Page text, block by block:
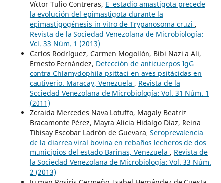
Víctor Tulio Contreras, El estadio amastigota precede
la evolución del epimastigota durante la
epimastigogénesis in vitro de Trypanosoma cruzi ,
Revista de la Sociedad Venezolana de Microbiología:
Vol. 33 Núm. 1 (2013)
Carlos Rodríguez, Carmen Mogollón, Bibi Nazila Ali,
Ernesto Fernández, Detección de anticuerpos IgG
contra Chlamydophila psittaci en aves psitácidas en
cautiverio. Maracay, Venezuela , Revista de la
Sociedad Venezolana de Microbiología: Vol. 31 Núm. 1
(2011)
Zoraida Mercedes Nava Lotuffo, Magaly Beatriz
Bracamonte Pérez, Mayra Alicia Hidalgo Díaz, Reina
Tibisay Escobar Ladrón de Guevara, Seroprevalencia
de la diarrea viral bovina en rebaños lecheros de dos
municipios del estado Barinas, Venezuela , Revista de
la Sociedad Venezolana de Microbiología: Vol. 33 Núm.
2 (2013)